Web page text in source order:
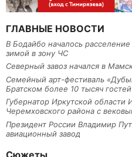
ГЛАВНЫЕ НОВОСТИ
В Бодайбо началось
зимой в зону ЧС
Северный завоз начался в
Семейный арт-фестиваль
Братском более 10 тысяч гостей
Губернатор Иркутской области
Черемховского района с
Президент России Владимир
авиационный завод
Сюжеты